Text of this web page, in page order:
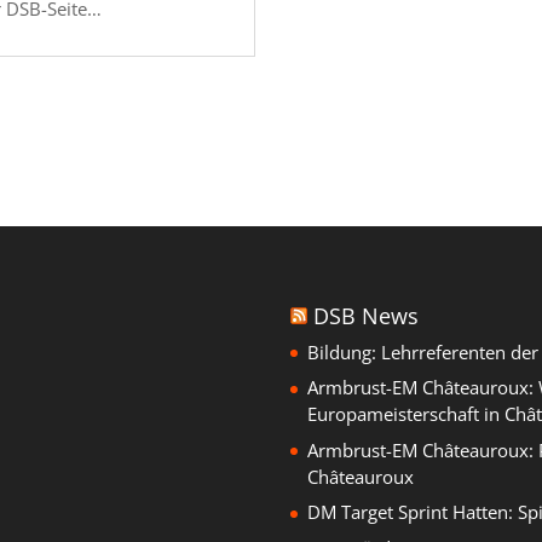
Seite…
DSB News
Bildung: Lehrreferenten
Armbrust-EM
Europameisterschaft in
Armbrust-EM
Châteauroux
DM Target Sprint Hatten: